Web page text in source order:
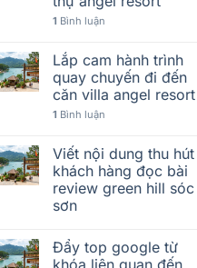
1 Bình luận
Lắp cam hành trình
quay chuyến đi đến
căn villa angel resort
1 Bình luận
Viết nội dung thu hút
khách hàng đọc bài
review green hill sóc
sơn
Đẩy top google từ
khóa liên quan đến